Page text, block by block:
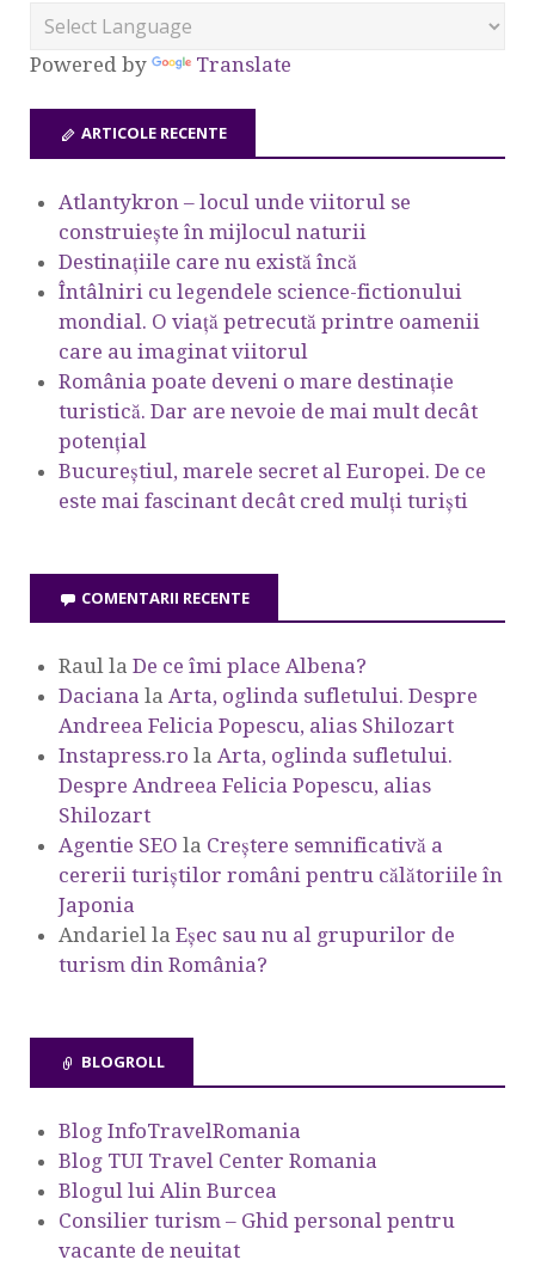
Powered by Translate
ARTICOLE RECENTE
Atlantykron – locul unde viitorul se
construiește în mijlocul naturii
Destinațiile care nu există încă
Întâlniri cu legendele science-fictionului
mondial. O viață petrecută printre oamenii
care au imaginat viitorul
România poate deveni o mare destinație
turistică. Dar are nevoie de mai mult decât
potențial
Bucureștiul, marele secret al Europei. De ce
este mai fascinant decât cred mulți turiști
COMENTARII RECENTE
Raul la De ce îmi place Albena?
Daciana la Arta, oglinda sufletului. Despre
Andreea Felicia Popescu, alias Shilozart
Instapress.ro la Arta, oglinda sufletului.
Despre Andreea Felicia Popescu, alias
Shilozart
Agentie SEO la Creștere semnificativă a
cererii turiștilor români pentru călătoriile în
Japonia
Andariel la Eşec sau nu al grupurilor de
turism din România?
BLOGROLL
Blog InfoTravelRomania
Blog TUI Travel Center Romania
Blogul lui Alin Burcea
Consilier turism – Ghid personal pentru
vacante de neuitat